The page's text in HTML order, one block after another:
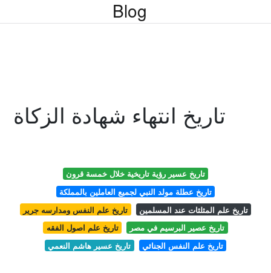
Blog
تاريخ انتهاء شهادة الزكاة
تاريخ عسير رؤية تاريخية خلال خمسة قرون
تاريخ عطلة مولد النبي لجميع العاملين بالمملكة
تاريخ علم النفس ومدارسه جرير
تاريخ علم المثلثات عند المسلمين
تاريخ علم اصول الفقه
تاريخ عصير البرسيم في مصر
تاريخ عسير هاشم النعمي
تاريخ علم النفس الجنائي